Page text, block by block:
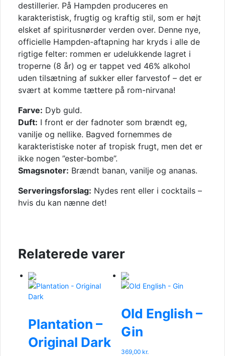
destillerier. På Hampden produceres en
karakteristisk, frugtig og kraftig stil, som er højt
elsket af spiritusnørder verden over. Denne nye,
officielle Hampden-aftapning har kryds i alle de
rigtige felter: rommen er udelukkende lagret i
troperne (8 år) og er tappet ved 46% alkohol
uden tilsætning af sukker eller farvestof – det er
svært at komme tættere på rom-nirvana!
Farve: Dyb guld.
Duft: I front er der fadnoter som brændt eg,
vanilje og nellike. Bagved fornemmes de
karakteristiske noter af tropisk frugt, men det er
ikke nogen ”ester-bombe”.
Smagsnoter: Brændt banan, vanilje og ananas.
Serveringsforslag: Nydes rent eller i cocktails –
hvis du kan nænne det!
Relaterede varer
Plantation –
Original Dark
Old English –
Gin
369,00 kr.